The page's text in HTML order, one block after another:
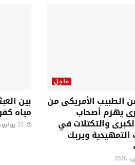
عاجل
الطبيب الأمريكى من
يهزم أصحاب
والتكتلات في
التمهيدية ويربك
بين
مياه